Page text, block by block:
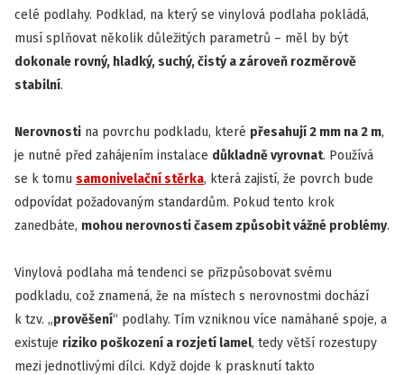
celé podlahy. Podklad, na který se vinylová podlaha pokládá,
musí splňovat několik důležitých parametrů – měl by být
dokonale rovný, hladký, suchý, čistý a zároveň rozměrově
stabilní.
Nerovnosti na povrchu podkladu, které přesahují 2 mm na 2 m,
je nutné před zahájením instalace důkladně vyrovnat. Používá
se k tomu samonivelační stěrka, která zajistí, že povrch bude
odpovídat požadovaným standardům. Pokud tento krok
zanedbáte, mohou nerovnosti časem způsobit vážné problémy.
Vinylová podlaha má tendenci se přizpůsobovat svému
podkladu, což znamená, že na místech s nerovnostmi dochází
k tzv. „prověšení“ podlahy. Tím vzniknou více namáhané spoje, a
existuje riziko poškození a rozjetí lamel, tedy větší rozestupy
mezi jednotlivými dílci. Když dojde k prasknutí takto